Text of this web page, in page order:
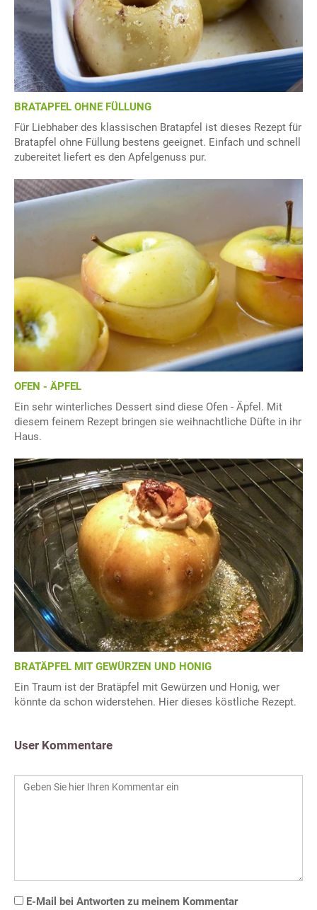
BRATAPFEL OHNE FÜLLUNG
Für Liebhaber des klassischen Bratapfel ist dieses Rezept für
Bratapfel ohne Füllung bestens geeignet. Einfach und schnell
zubereitet liefert es den Apfelgenuss pur.
OFEN - ÄPFEL
Ein sehr winterliches Dessert sind diese Ofen - Äpfel. Mit
diesem feinem Rezept bringen sie weihnachtliche Düfte in ihr
Haus.
BRATÄPFEL MIT GEWÜRZEN UND HONIG
Ein Traum ist der Bratäpfel mit Gewürzen und Honig, wer
könnte da schon widerstehen. Hier dieses köstliche Rezept.
User Kommentare
E-Mail bei Antworten zu meinem Kommentar